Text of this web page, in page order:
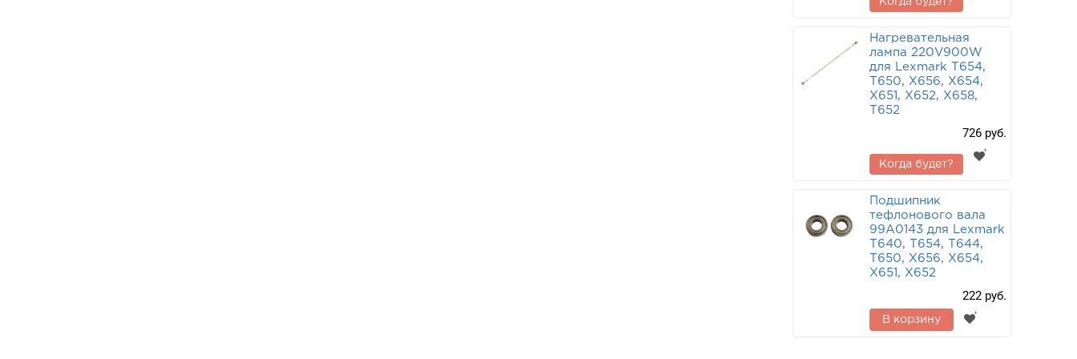
Нагревательная
лампа 220V900W
для Lexmark T654,
T650, X656, X654,
X651, X652, X658,
T652
726 руб.
Когда будет?
Подшипник
тефлонового вала
99A0143 для Lexmark
T640, T654, T644,
T650, X656, X654,
X651, X652
222 руб.
В корзину